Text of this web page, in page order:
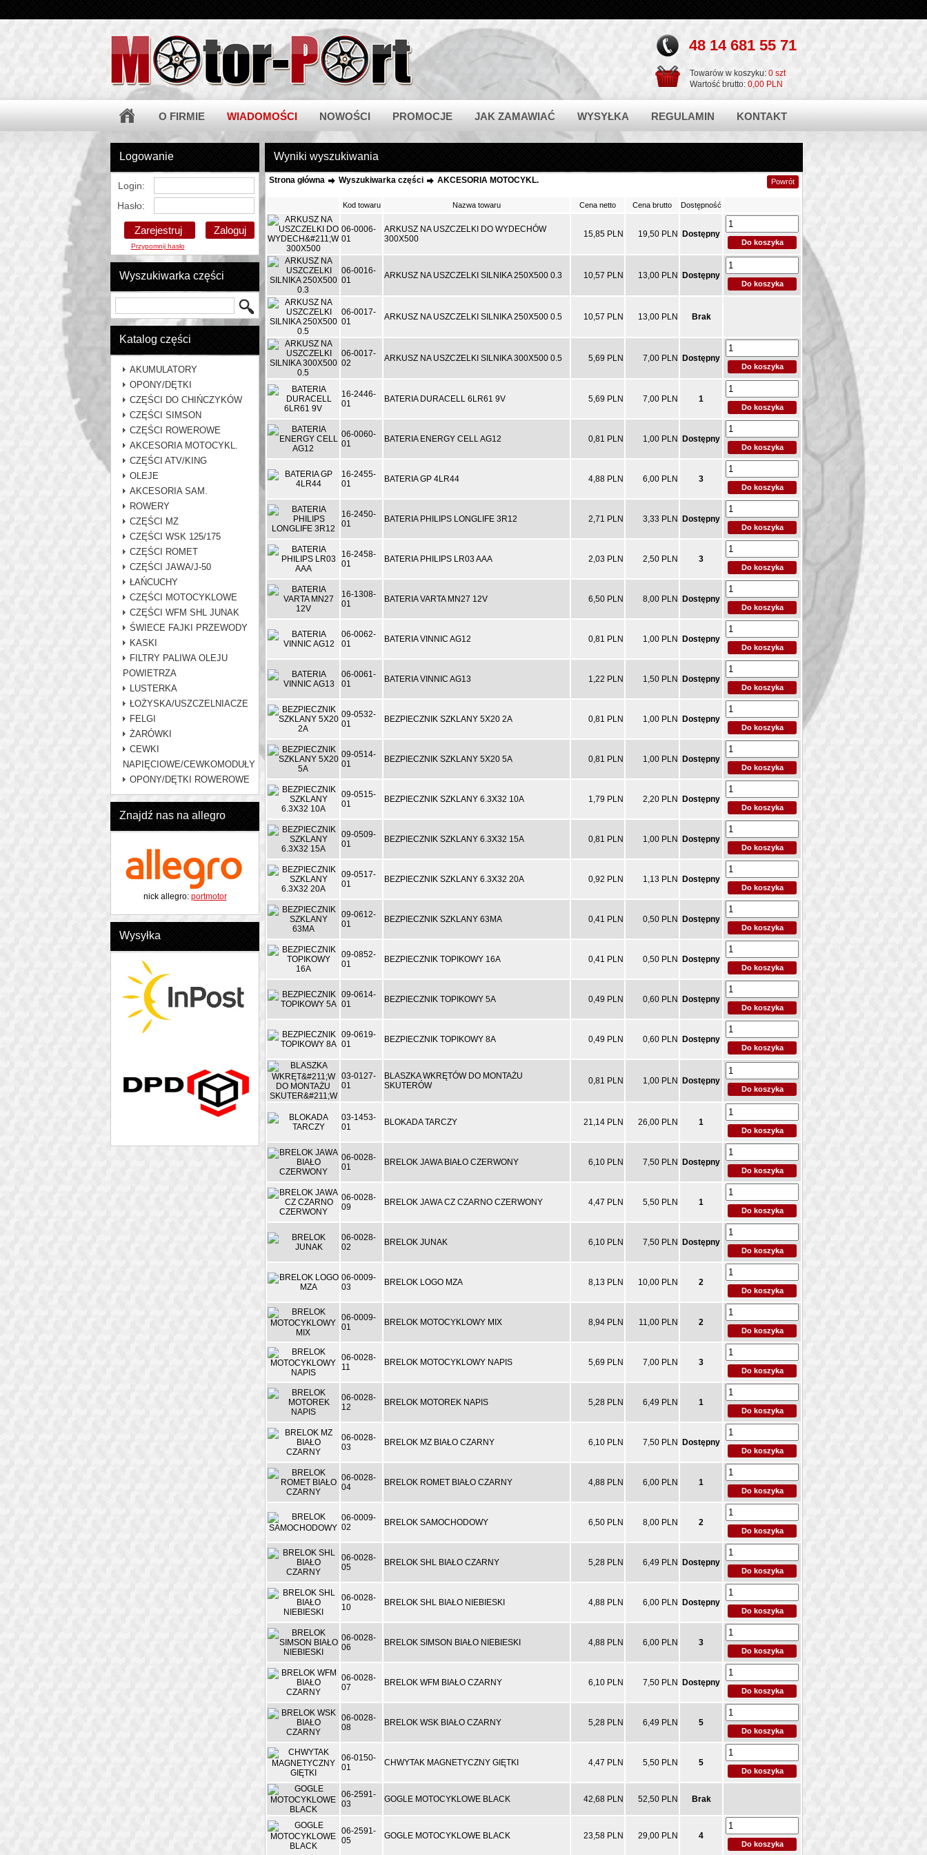
48 14 681 55 71
Towarów w koszyku: 0 szt
Wartość brutto: 0,00 PLN
O FIRMIE WIADOMOŚCI NOWOŚCI PROMOCJE JAK ZAMAWIAĆ WYSYŁKA REGULAMIN KONTAKT
Logowanie
Login:
Hasło:
Zarejestruj
Przypomnij hasło
Wyszukiwarka części
Katalog części
AKUMULATORY
OPONY/DĘTKI
CZĘŚCI DO CHIŃCZYKÓW
CZĘŚCI SIMSON
CZĘŚCI ROWEROWE
AKCESORIA MOTOCYKL.
CZĘŚCI ATV/KING
OLEJE
AKCESORIA SAM.
ROWERY
CZĘŚCI MZ
CZĘŚCI WSK 125/175
CZĘŚCI ROMET
CZĘŚCI JAWA/J-50
ŁAŃCUCHY
CZĘŚCI MOTOCYKLOWE
CZĘŚCI WFM SHL JUNAK
ŚWIECE FAJKI PRZEWODY
KASKI
FILTRY PALIWA OLEJU
POWIETRZA
LUSTERKA
ŁOŻYSKA/USZCZELNIACZE
FELGI
ŻARÓWKI
CEWKI
NAPIĘCIOWE/CEWKOMODUŁY
OPONY/DĘTKI ROWEROWE
Znajdź nas na allegro
nick allegro: portmotor
Wysyłka
Wyniki wyszukiwania
Strona główna Wyszukiwarka części AKCESORIA MOTOCYKL.
Kod towaru Nazwa towaru Cena netto Cena brutto Dostępność
06-0006-
01
ARKUSZ NA USZCZELKI DO WYDECHÓW
300X500
15,85 PLN 19,50 PLN Dostępny
06-0016-
01
ARKUSZ NA USZCZELKI SILNIKA 250X500 0.3 10,57 PLN 13,00 PLN Dostępny
06-0017-
01
ARKUSZ NA USZCZELKI SILNIKA 250X500 0.5 10,57 PLN 13,00 PLN Brak
06-0017-
02
ARKUSZ NA USZCZELKI SILNIKA 300X500 0.5 5,69 PLN 7,00 PLN Dostępny
16-2446-
01
BATERIA DURACELL 6LR61 9V 5,69 PLN 7,00 PLN 1
06-0060-
01
BATERIA ENERGY CELL AG12 0,81 PLN 1,00 PLN Dostępny
16-2455-
01
BATERIA GP 4LR44 4,88 PLN 6,00 PLN 3
16-2450-
01
BATERIA PHILIPS LONGLIFE 3R12 2,71 PLN 3,33 PLN Dostępny
16-2458-
01
BATERIA PHILIPS LR03 AAA 2,03 PLN 2,50 PLN 3
16-1308-
01
BATERIA VARTA MN27 12V 6,50 PLN 8,00 PLN Dostępny
06-0062-
01
BATERIA VINNIC AG12 0,81 PLN 1,00 PLN Dostępny
06-0061-
01
BATERIA VINNIC AG13 1,22 PLN 1,50 PLN Dostępny
09-0532-
01
BEZPIECZNIK SZKLANY 5X20 2A 0,81 PLN 1,00 PLN Dostępny
09-0514-
01
BEZPIECZNIK SZKLANY 5X20 5A 0,81 PLN 1,00 PLN Dostępny
09-0515-
01
BEZPIECZNIK SZKLANY 6.3X32 10A 1,79 PLN 2,20 PLN Dostępny
09-0509-
01
BEZPIECZNIK SZKLANY 6.3X32 15A 0,81 PLN 1,00 PLN Dostępny
09-0517-
01
BEZPIECZNIK SZKLANY 6.3X32 20A 0,92 PLN 1,13 PLN Dostępny
09-0612-
01
BEZPIECZNIK SZKLANY 63MA 0,41 PLN 0,50 PLN Dostępny
09-0852-
01
BEZPIECZNIK TOPIKOWY 16A 0,41 PLN 0,50 PLN Dostępny
09-0614-
01
BEZPIECZNIK TOPIKOWY 5A 0,49 PLN 0,60 PLN Dostępny
09-0619-
01
BEZPIECZNIK TOPIKOWY 8A 0,49 PLN 0,60 PLN Dostępny
03-0127-
01
BLASZKA WKRĘTÓW DO MONTAŻU
SKUTERÓW
0,81 PLN 1,00 PLN Dostępny
03-1453-
01
BLOKADA TARCZY 21,14 PLN 26,00 PLN 1
06-0028-
01
BRELOK JAWA BIAŁO CZERWONY 6,10 PLN 7,50 PLN Dostępny
06-0028-
09
BRELOK JAWA CZ CZARNO CZERWONY 4,47 PLN 5,50 PLN 1
06-0028-
02
BRELOK JUNAK 6,10 PLN 7,50 PLN Dostępny
06-0009-
03
BRELOK LOGO MZA 8,13 PLN 10,00 PLN 2
06-0009-
01
BRELOK MOTOCYKLOWY MIX 8,94 PLN 11,00 PLN 2
06-0028-
11
BRELOK MOTOCYKLOWY NAPIS 5,69 PLN 7,00 PLN 3
06-0028-
12
BRELOK MOTOREK NAPIS 5,28 PLN 6,49 PLN 1
06-0028-
03
BRELOK MZ BIAŁO CZARNY 6,10 PLN 7,50 PLN Dostępny
06-0028-
04
BRELOK ROMET BIAŁO CZARNY 4,88 PLN 6,00 PLN 1
06-0009-
02
BRELOK SAMOCHODOWY 6,50 PLN 8,00 PLN 2
06-0028-
05
BRELOK SHL BIAŁO CZARNY 5,28 PLN 6,49 PLN Dostępny
06-0028-
10
BRELOK SHL BIAŁO NIEBIESKI 4,88 PLN 6,00 PLN Dostępny
06-0028-
06
BRELOK SIMSON BIAŁO NIEBIESKI 4,88 PLN 6,00 PLN 3
06-0028-
07
BRELOK WFM BIAŁO CZARNY 6,10 PLN 7,50 PLN Dostępny
06-0028-
08
BRELOK WSK BIAŁO CZARNY 5,28 PLN 6,49 PLN 5
06-0150-
01
CHWYTAK MAGNETYCZNY GIĘTKI 4,47 PLN 5,50 PLN 5
06-2591-
03
GOGLE MOTOCYKLOWE BLACK 42,68 PLN 52,50 PLN Brak
06-2591-
05
GOGLE MOTOCYKLOWE BLACK 23,58 PLN 29,00 PLN 4